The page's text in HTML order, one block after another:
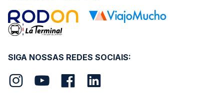
SIGA NOSSAS REDES SOCIAIS: